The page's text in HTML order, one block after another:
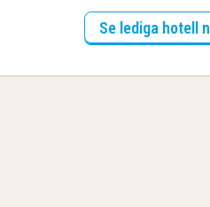
Se lediga hotell